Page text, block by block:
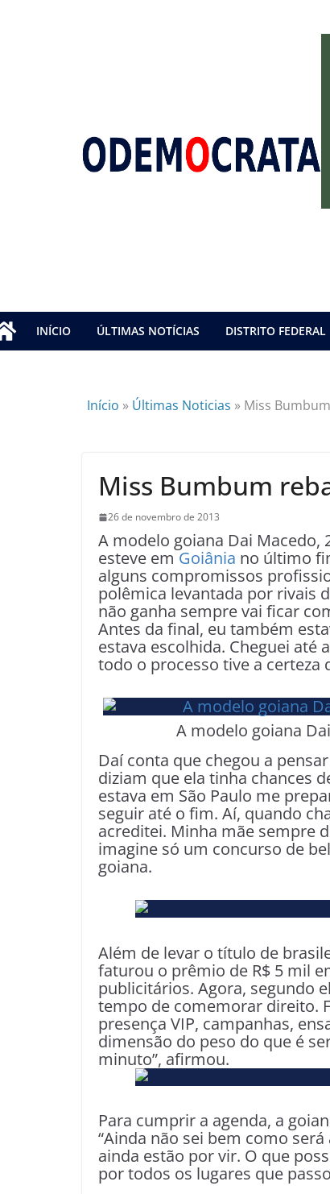
INÍCIO ÚLTIMAS NOTÍCIAS DISTRITO FEDERAL
Início » Últimas Noticias » Miss
Miss Bumbum
26 de novembro de 2013
A modelo goiana Dai Macedo,
esteve em Goiânia no último
alguns compromissos
polêmica levantada por rivais
não ganha sempre vai ficar
Antes da final, eu também
estava escolhida. Cheguei até
todo o processo tive a certeza
A modelo goiana
Daí conta que chegou a
diziam que ela tinha chances
estava em São Paulo me
seguir até o fim. Aí, quando
acreditei. Minha mãe sempre
imagine só um concurso de
goiana.
Além de levar o título de
faturou o prêmio de R$ 5 mil
publicitários. Agora, segundo
tempo de comemorar direito.
presença VIP, campanhas,
dimensão do peso do que é
minuto”, afirmou.
Para cumprir a agenda, a
“Ainda não sei bem como
ainda estão por vir. O que
por todos os lugares que